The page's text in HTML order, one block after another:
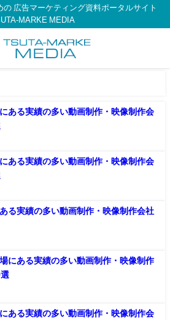
広告マーケティング資料ポータルサイト
MARKE MEDIA
ある実績の多い動画制作・映像制作会
ある実績の多い動画制作・映像制作会
る実績の多い動画制作・映像制作会社
にある実績の多い動画制作・映像制作
ある実績の多い動画制作・映像制作会